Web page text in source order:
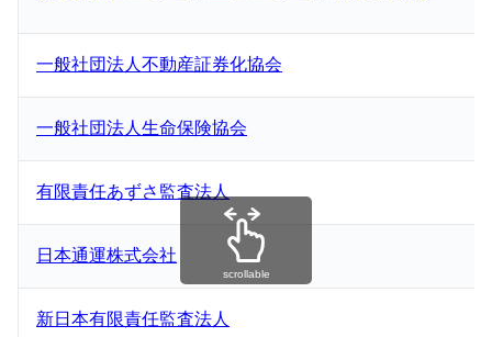
一般社団法人不動産証券化協会
一般社団法人生命保険協会
有限責任あずさ監査法人
日本通運株式会社
新日本有限責任監査法人
scrollable